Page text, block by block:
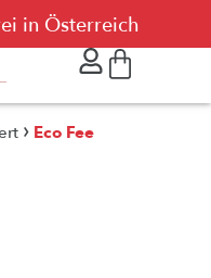
in Österreich
› Eco Fee